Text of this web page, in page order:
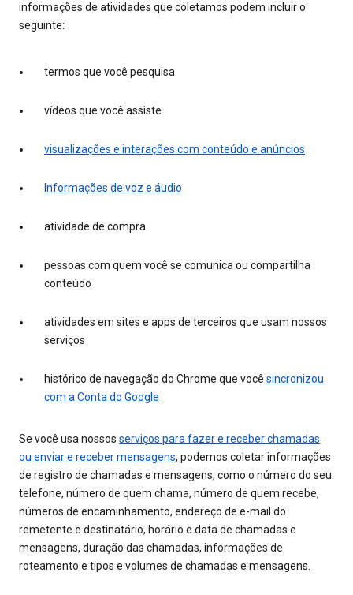
informações de atividades que coletamos podem incluir o
seguinte:
termos que você pesquisa
vídeos que você assiste
visualizações e interações com conteúdo e anúncios
Informações de voz e áudio
atividade de compra
pessoas com quem você se comunica ou compartilha
conteúdo
atividades em sites e apps de terceiros que usam nossos
serviços
histórico de navegação do Chrome que você sincronizou
com a Conta do Google
Se você usa nossos serviços para fazer e receber chamadas
ou enviar e receber mensagens, podemos coletar informações
de registro de chamadas e mensagens, como o número do seu
telefone, número de quem chama, número de quem recebe,
números de encaminhamento, endereço de e-mail do
remetente e destinatário, horário e data de chamadas e
mensagens, duração das chamadas, informações de
roteamento e tipos e volumes de chamadas e mensagens.